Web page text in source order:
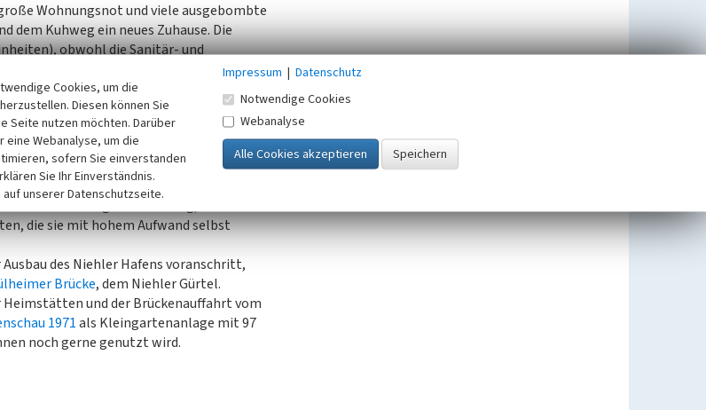
Wohnungsnot und viele ausgebombte
Kuhweg ein neues Zuhause. Die
obwohl die Sanitär- und
entstand in Baracken weiterhin der
So lebten in diesem Bereich ca. 250
benannt.
Kracht (vgl. Abb.).
Ausbau desNiehler Hafensneu diskutiert
Abriss der Fischersiedlung. In diesem
die sie mit hohem Aufwand selbst
des Niehler Hafens voranschritt,
Brücke, dem Niehler Gürtel.
und der Brückenauffahrt vom
1971als Kleingartenanlage mit 97
noch gerne genutzt wird.
Cookies, um die
Diesen können Sie
Seite nutzen möchten. Darüber
Webanalyse, um die
sofern Sie einverstanden
Sie Ihr Einverständnis.
unserer Datenschutzseite.
Impressum | Datenschutz
Notwendige Cookies
Webanalyse